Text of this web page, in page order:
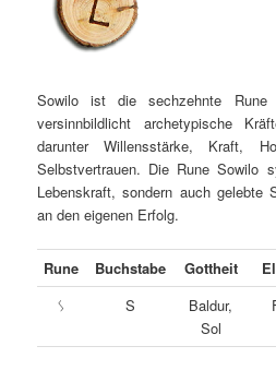
Sowilo ist die sechzehnte
versinnbildlicht archetypische
darunter Willensstärke, Kraft,
Selbstvertrauen. Die Rune Sowilo
Lebenskraft, sondern auch gelebte
an den eigenen Erfolg.
Rune Buchstabe Gottheit
ᛊ
S
Baldur,
Sol